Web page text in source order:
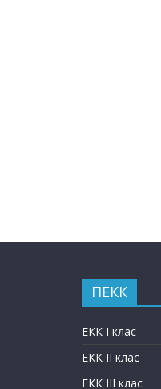
ПЕКК
ЕКК I клас
ЕКК II клас
ЕКК III клас